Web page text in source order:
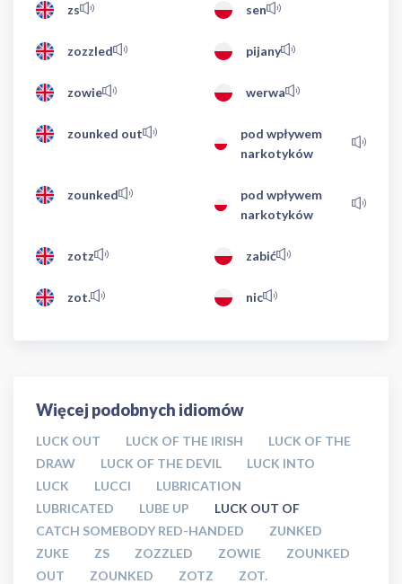
zs sen
zozzled pijany
zowie werwa
zounked out
pod wpływem
narkotyków
zounked
pod wpływem
narkotyków
zotz zabić
zot. nic
Więcej podobnych idiomów
LUCK OUT LUCK OF THE IRISH
LUCK OF THE
DRAW
LUCK OF THE DEVIL
LUCK INTO
LUCK
LUCCI
LUBRICATION
LUBRICATED
LUBE UP
LUCK OUT OF
CATCH SOMEBODY RED-HANDED
ZUNKED
ZUKE
ZS ZOZZLED ZOWIE
ZOUNKED
OUT
ZOUNKED ZOTZ ZOT.